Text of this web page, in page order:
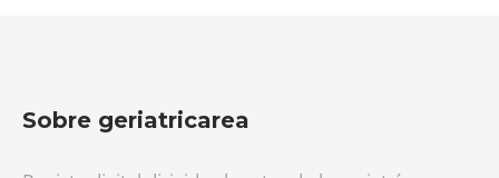
Sobre geriatricarea